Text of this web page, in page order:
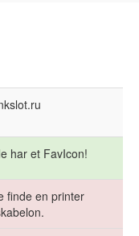
har et FavIcon!
finde en printer